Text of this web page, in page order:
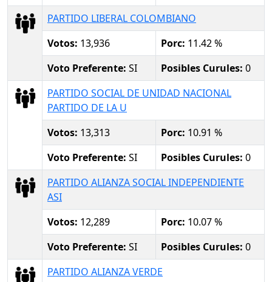
PARTIDO LIBERAL COLOMBIANO
Votos: 13,936 Porc: 11.42 %
Voto Preferente: SI Posibles Curules: 0
PARTIDO SOCIAL DE UNIDAD NACIONAL
PARTIDO DE LA U
Votos: 13,313 Porc: 10.91 %
Voto Preferente: SI Posibles Curules: 0
PARTIDO ALIANZA SOCIAL INDEPENDIENTE
ASI
Votos: 12,289 Porc: 10.07 %
Voto Preferente: SI Posibles Curules: 0
PARTIDO ALIANZA VERDE